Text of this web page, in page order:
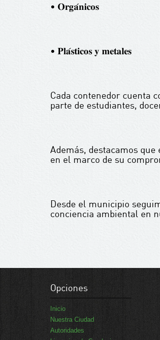
• 𝐎𝐫𝐠𝐚́𝐧𝐢𝐜𝐨𝐬
• 𝐏𝐥𝐚́𝐬𝐭𝐢𝐜𝐨𝐬 𝐲 𝐦𝐞𝐭𝐚𝐥𝐞𝐬
Cada contenedor cuenta
parte de estudiantes,
Además, destacamos que
en el marco de su
Desde el municipio
conciencia ambiental en
Opciones
Inicio
Nuestra Ciudad
Autoridades